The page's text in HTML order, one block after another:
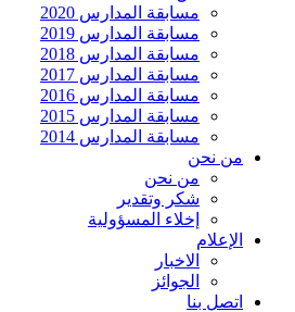
مسابقة المدارس 2020
مسابقة المدارس 2019
مسابقة المدارس 2018
مسابقة المدارس 2017
مسابقة المدارس 2016
مسابقة المدارس 2015
مسابقة المدارس 2014
من نحن
من نحن
شكر وتقدير
إخلاء المسؤولية
الإعلام
الاخبار
الجوائز
اتصل بنا